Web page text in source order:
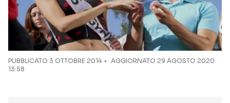
PUBBLICATO 3 OTTOBRE 2014
AGGIORNATO 29 AGOSTO 2020
13:58